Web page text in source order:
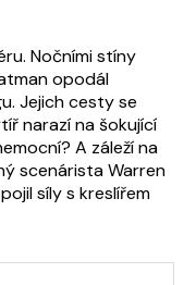
Nočními stíny
opodál
Jejich cesty se
narazí na šokující
A záleží na
scenárista Warren
síly s kreslířem